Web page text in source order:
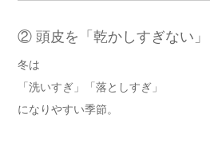
② 頭皮を「乾かしすぎない」
冬は
「洗いすぎ」「落としすぎ」
になりやすい季節。